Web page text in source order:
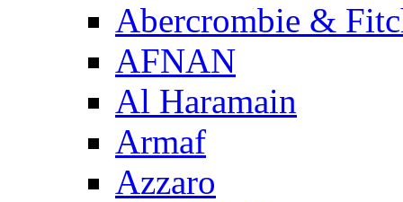
Abercrombie &
AFNAN
Al Haramain
Armaf
Azzaro